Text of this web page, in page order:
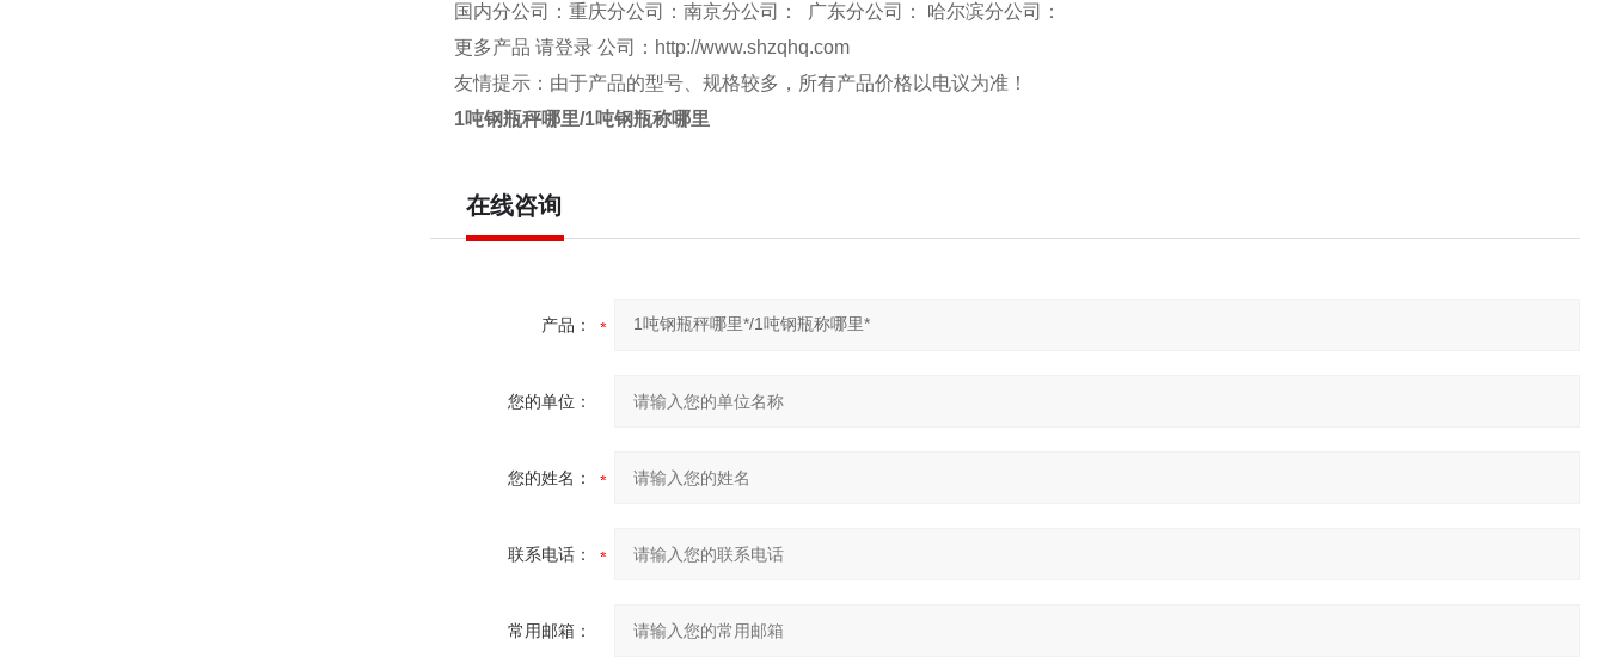
国内分公司：重庆分公司：南京分公司： 广东分公司： 哈尔滨分公司：
更多产品 请登录 公司： http://www.shzqhq.com
友情提示：由于产品的型号、规格较多，所有产品价格以电议为准！
1吨钢瓶秤哪里/1吨钢瓶称哪里
在线咨询
产品：
您的单位：
您的姓名：
联系电话：
常用邮箱：